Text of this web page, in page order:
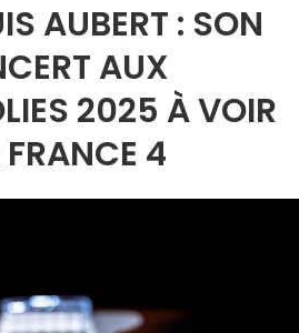
AUBERT : SON
AUX
2025 À VOIR
FRANCE 4